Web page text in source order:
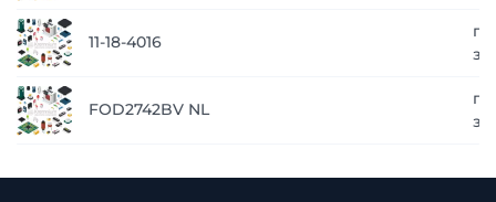
11-18-4016
по
FOD2742BV NL
по